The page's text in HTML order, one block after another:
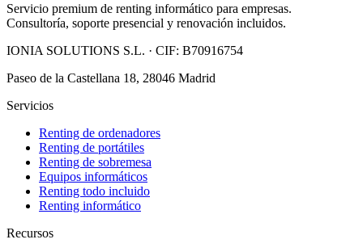
Servicio premium de renting informático para empresas.
Consultoría, soporte presencial y renovación incluidos.
IONIA SOLUTIONS S.L. · CIF: B70916754
Paseo de la Castellana 18, 28046 Madrid
Servicios
Renting de ordenadores
Renting de portátiles
Renting de sobremesa
Equipos informáticos
Renting todo incluido
Renting informático
Recursos